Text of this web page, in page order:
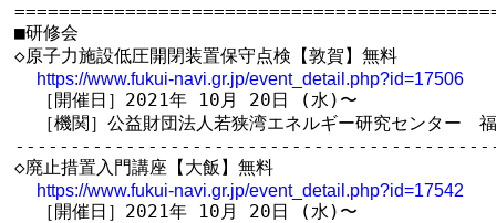
■研修会
◇原子力施設低圧開閉装置保守点検【敦賀】無料
https://www.fukui-navi.gr.jp/event_detail.php?id=17506
  ［開催日］2021年 10月 20日 (水)〜
［機関］公益財団法人若狭湾エネルギー研究センター
◇廃止措置入門講座【大飯】無料
https://www.fukui-navi.gr.jp/event_detail.php?id=17542
  ［開催日］2021年 10月 20日 (水)〜